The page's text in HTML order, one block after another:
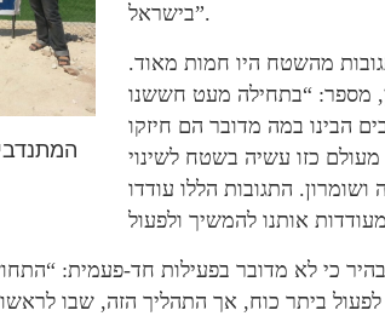
בישראל”.
מהשטח היו חמות מאוד.
מספר: “בתחילה מעט חששנו
הבינו במה מדובר הם חיזקו
כזו עשיה בשטח לשינוי
התגובות הללו עודדו
כי לא מדובר בפעילות חד-פעמית:
ביתר כוח, אך התהליך הזה, שבו